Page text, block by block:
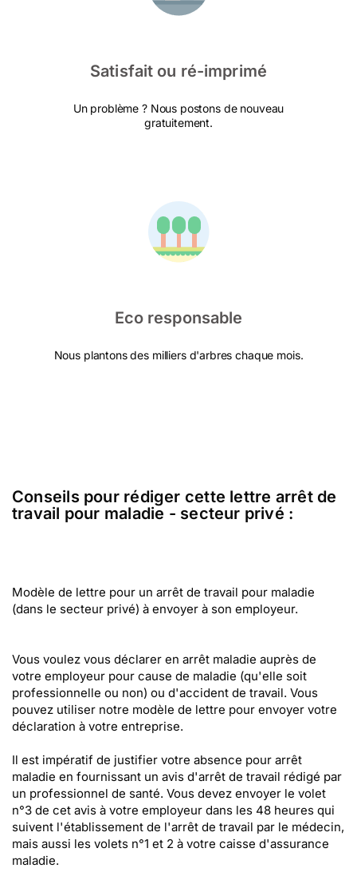
Satisfait ou ré-imprimé
Un problème ? Nous postons de nouveau
gratuitement.
Eco responsable
Nous plantons des milliers d'arbres chaque mois.
Conseils pour rédiger cette lettre arrêt de
travail pour maladie - secteur privé :
Modèle de lettre pour un arrêt de travail pour maladie
(dans le secteur privé) à envoyer à son employeur.
Vous voulez vous déclarer en arrêt maladie auprès de
votre employeur pour cause de maladie (qu'elle soit
professionnelle ou non) ou d'accident de travail. Vous
pouvez utiliser notre modèle de lettre pour envoyer votre
déclaration à votre entreprise.
Il est impératif de justifier votre absence pour arrêt
maladie en fournissant un avis d'arrêt de travail rédigé par
un professionnel de santé. Vous devez envoyer le volet
n°3 de cet avis à votre employeur dans les 48 heures qui
suivent l'établissement de l'arrêt de travail par le médecin,
mais aussi les volets n°1 et 2 à votre caisse d'assurance
maladie.